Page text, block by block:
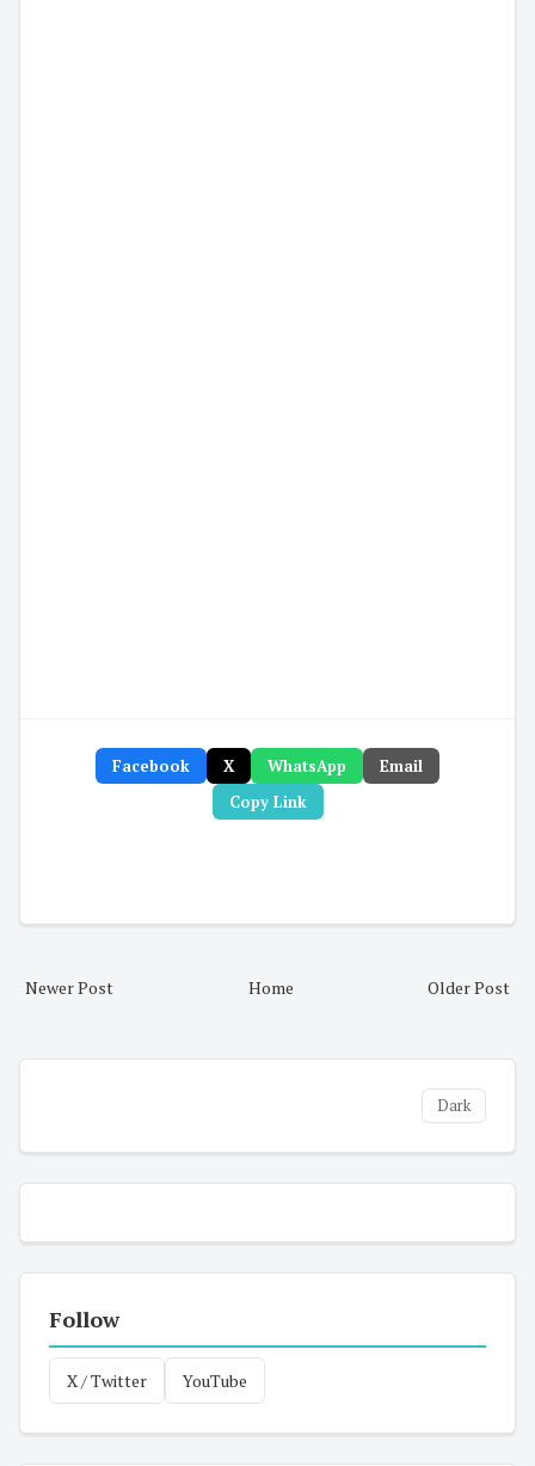
Facebook X WhatsApp
Email
Copy Link
Newer Post Older Post
Home
Dark
Follow
X / Twitter YouTube